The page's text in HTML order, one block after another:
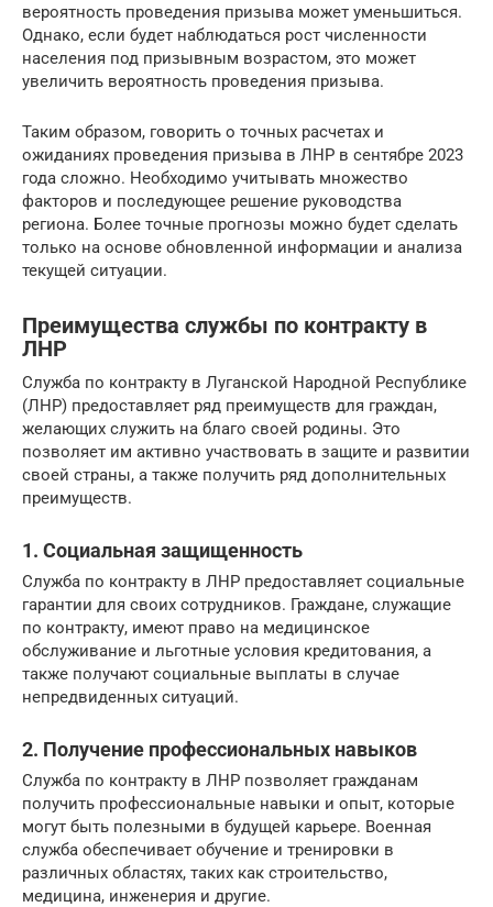
вероятность проведения призыва может уменьшиться.
Однако, если будет наблюдаться рост численности
населения под призывным возрастом, это может
увеличить вероятность проведения призыва.
Таким образом, говорить о точных расчетах и
ожиданиях проведения призыва в ЛНР в сентябре 2023
года сложно. Необходимо учитывать множество
факторов и последующее решение руководства
региона. Более точные прогнозы можно будет сделать
только на основе обновленной информации и анализа
текущей ситуации.
Преимущества службы по контракту в
ЛНР
Служба по контракту в Луганской Народной Республике
(ЛНР) предоставляет ряд преимуществ для граждан,
желающих служить на благо своей родины. Это
позволяет им активно участвовать в защите и развитии
своей страны, а также получить ряд дополнительных
преимуществ.
1. Социальная защищенность
Служба по контракту в ЛНР предоставляет социальные
гарантии для своих сотрудников. Граждане, служащие
по контракту, имеют право на медицинское
обслуживание и льготные условия кредитования, а
также получают социальные выплаты в случае
непредвиденных ситуаций.
2. Получение профессиональных навыков
Служба по контракту в ЛНР позволяет гражданам
получить профессиональные навыки и опыт, которые
могут быть полезными в будущей карьере. Военная
служба обеспечивает обучение и тренировки в
различных областях, таких как строительство,
медицина, инженерия и другие.